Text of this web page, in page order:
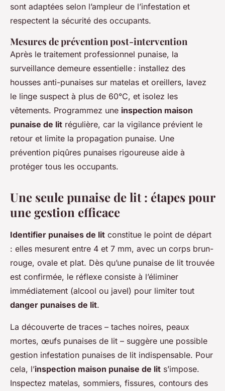
sont adaptées selon l’ampleur de l’infestation et
respectent la sécurité des occupants.
Mesures de prévention post-intervention
Après le traitement professionnel punaise, la
surveillance demeure essentielle : installez des
housses anti-punaises sur matelas et oreillers, lavez
le linge suspect à plus de 60°C, et isolez les
vêtements. Programmez une inspection maison
punaise de lit régulière, car la vigilance prévient le
retour et limite la propagation punaise. Une
prévention piqûres punaises rigoureuse aide à
protéger tous les occupants.
Une seule punaise de lit : étapes pour
une gestion efficace
Identifier punaises de lit constitue le point de départ
: elles mesurent entre 4 et 7 mm, avec un corps brun-
rouge, ovale et plat. Dès qu’une punaise de lit trouvée
est confirmée, le réflexe consiste à l’éliminer
immédiatement (alcool ou javel) pour limiter tout
danger punaises de lit.
La découverte de traces – taches noires, peaux
mortes, œufs punaises de lit – suggère une possible
gestion infestation punaises de lit indispensable. Pour
cela, l’inspection maison punaise de lit s’impose.
Inspectez matelas, sommiers, fissures, contours des